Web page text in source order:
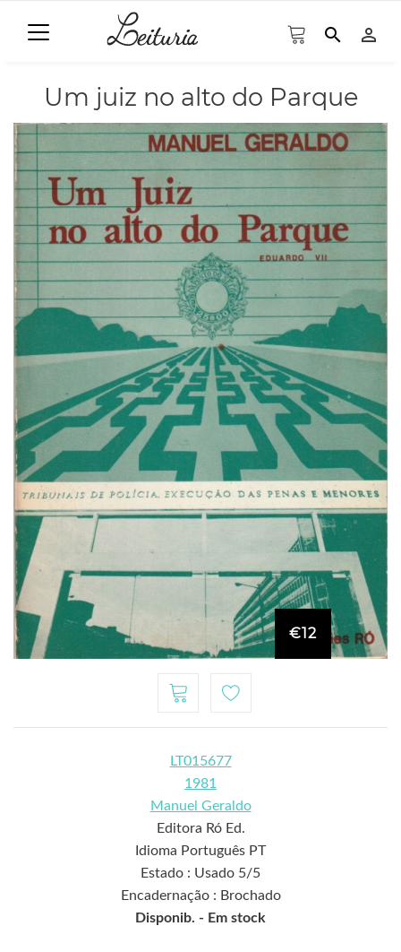
search person_outline
Um juiz no alto do Parque
€12
LT015677
1981
Manuel Geraldo
Editora Ró Ed.
Idioma Português PT
Estado : Usado 5/5
Encadernação : Brochado
Disponib. - Em stock